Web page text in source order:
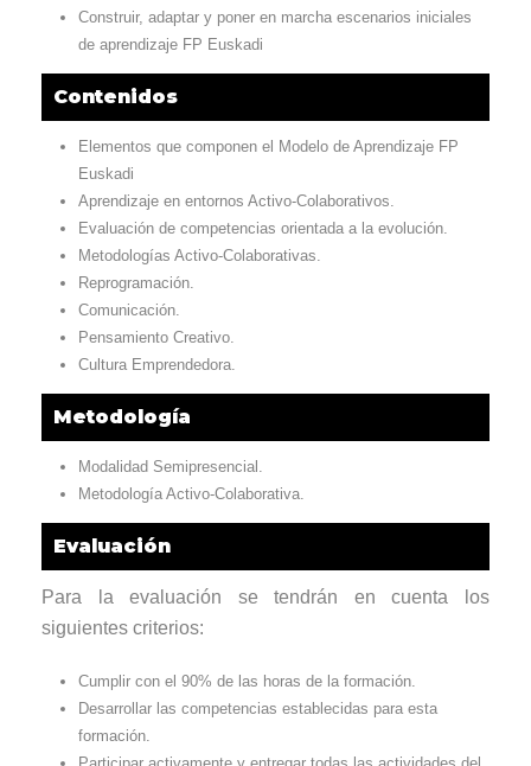
Construir, adaptar y poner en marcha escenarios iniciales
de aprendizaje FP Euskadi
Contenidos
Elementos que componen el Modelo de Aprendizaje FP
Euskadi
Aprendizaje en entornos Activo-Colaborativos.
Evaluación de competencias orientada a la evolución.
Metodologías Activo-Colaborativas.
Reprogramación.
Comunicación.
Pensamiento Creativo.
Cultura Emprendedora.
Metodología
Modalidad Semipresencial.
Metodología Activo-Colaborativa.
Evaluación
Para la evaluación se tendrán en cuenta los
siguientes criterios:
Cumplir con el 90% de las horas de la formación.
Desarrollar las competencias establecidas para esta
formación.